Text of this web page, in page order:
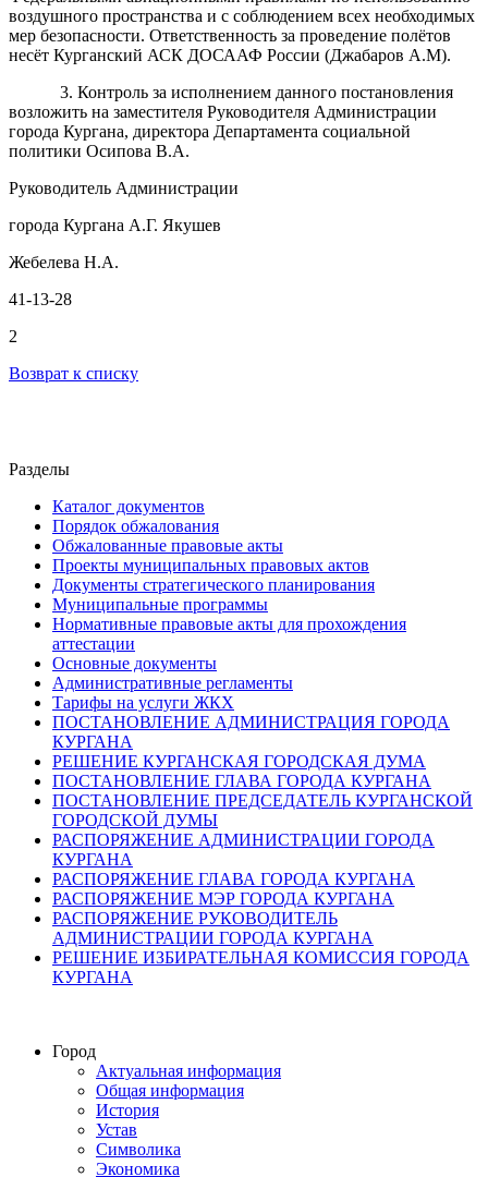
воздушного пространства и с соблюдением всех необходимых
мер безопасности. Ответственность за проведение полётов
несёт Курганский АСК ДОСААФ России (Джабаров А.М).
3. Контроль за исполнением данного постановления
возложить на заместителя Руководителя Администрации
города Кургана, директора Департамента социальной
политики Осипова В.А.
Руководитель Администрации
города Кургана А.Г. Якушев
Жебелева Н.А.
41-13-28
2
Возврат к списку
Разделы
Каталог документов
Порядок обжалования
Обжалованные правовые акты
Проекты муниципальных правовых актов
Документы стратегического планирования
Муниципальные программы
Нормативные правовые акты для прохождения
аттестации
Основные документы
Административные регламенты
Тарифы на услуги ЖКХ
ПОСТАНОВЛЕНИЕ АДМИНИСТРАЦИЯ ГОРОДА
КУРГАНА
РЕШЕНИЕ КУРГАНСКАЯ ГОРОДСКАЯ ДУМА
ПОСТАНОВЛЕНИЕ ГЛАВА ГОРОДА КУРГАНА
ПОСТАНОВЛЕНИЕ ПРЕДСЕДАТЕЛЬ КУРГАНСКОЙ
ГОРОДСКОЙ ДУМЫ
РАСПОРЯЖЕНИЕ АДМИНИСТРАЦИИ ГОРОДА
КУРГАНА
РАСПОРЯЖЕНИЕ ГЛАВА ГОРОДА КУРГАНА
РАСПОРЯЖЕНИЕ МЭР ГОРОДА КУРГАНА
РАСПОРЯЖЕНИЕ РУКОВОДИТЕЛЬ
АДМИНИСТРАЦИИ ГОРОДА КУРГАНА
РЕШЕНИЕ ИЗБИРАТЕЛЬНАЯ КОМИССИЯ ГОРОДА
КУРГАНА
Город
Актуальная информация
Общая информация
История
Устав
Символика
Экономика